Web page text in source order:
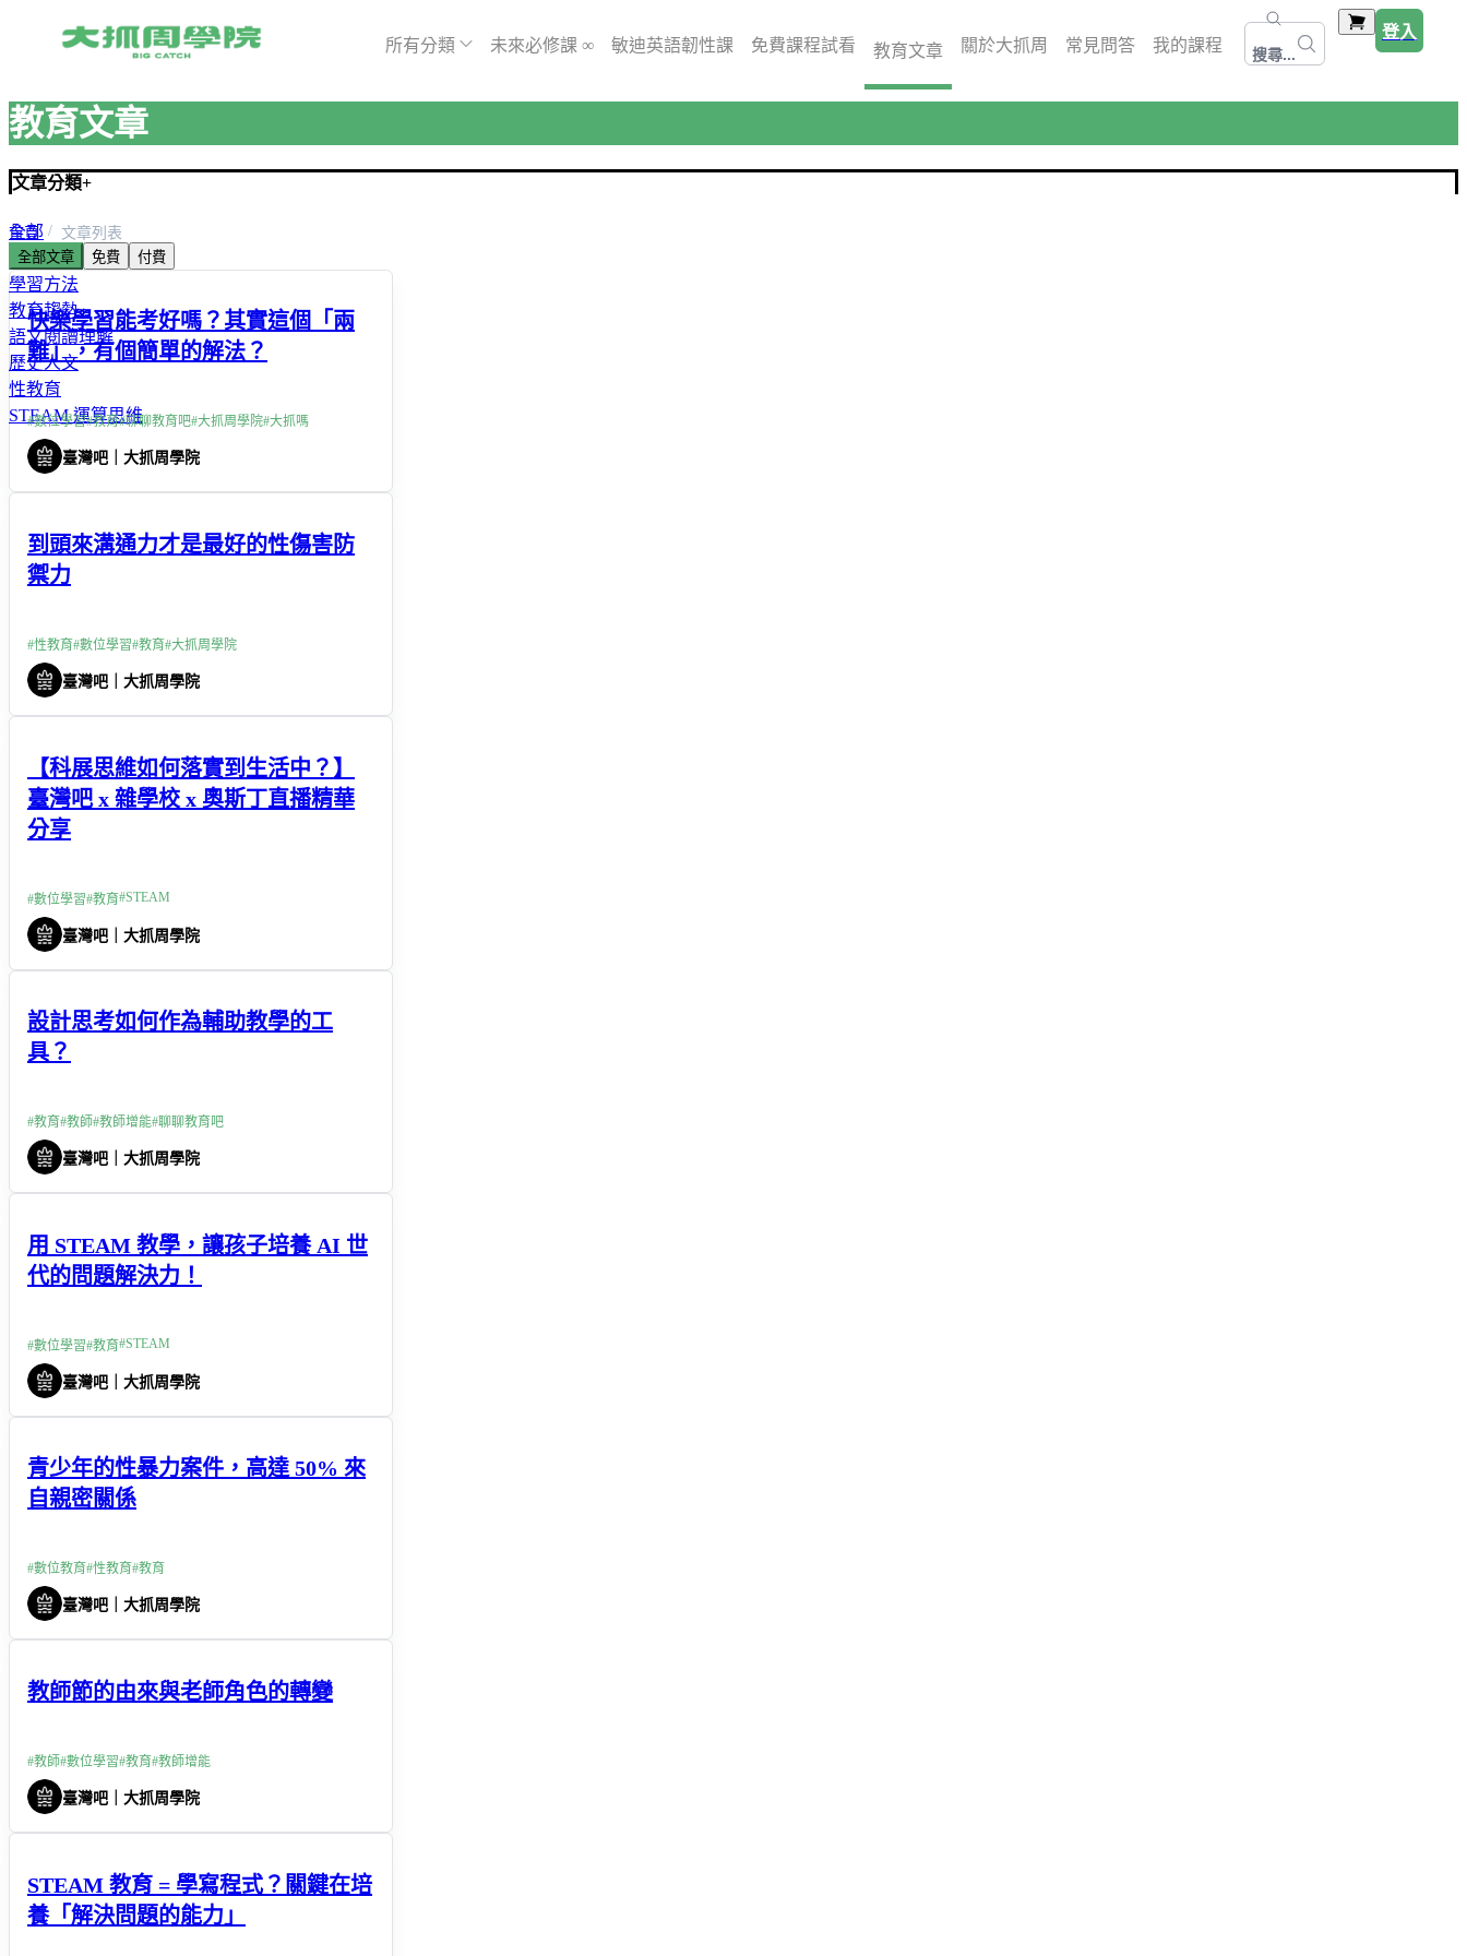
所有分類 未來必修課 ∞ 敏迪英語韌性課 免費課程試看 教育文章 關於大抓周 常見問答 我的課程 搜尋...
登入
教育文章
文章分類+
全部
精選文章
學習方法
教育趨勢
語文閱讀理解
歷史人文
性教育
STEAM 運算思維
首頁
文章列表
全部文章
免費 付費
快樂學習能考好嗎？其實這個「兩
難」，有個簡單的解法？
#數位學習#教育#聊聊教育吧#大抓周學院#大抓嗎
臺灣吧｜大抓周學院
到頭來溝通力才是最好的性傷害防
禦力
#性教育#數位學習#教育#大抓周學院
臺灣吧｜大抓周學院
【科展思維如何落實到生活中？】
臺灣吧 x 雜學校 x 奧斯丁直播精華
分享
#數位學習#教育#STEAM
臺灣吧｜大抓周學院
設計思考如何作為輔助教學的工
具？
#教育#教師#教師增能#聊聊教育吧
臺灣吧｜大抓周學院
用 STEAM 教學，讓孩子培養 AI 世
代的問題解決力！
#數位學習#教育#STEAM
臺灣吧｜大抓周學院
青少年的性暴力案件，高達 50% 來
自親密關係
#數位教育#性教育#教育
臺灣吧｜大抓周學院
教師節的由來與老師角色的轉變
#教師#數位學習#教育#教師增能
臺灣吧｜大抓周學院
STEAM 教育 = 學寫程式？關鍵在培
養「解決問題的能力」